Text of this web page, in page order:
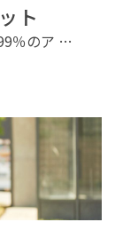
ト
％のア …